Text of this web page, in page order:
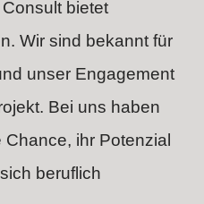
bietet
Wir sind bekannt für
unser Engagement
Bei uns haben
ihr Potenzial
beruflich